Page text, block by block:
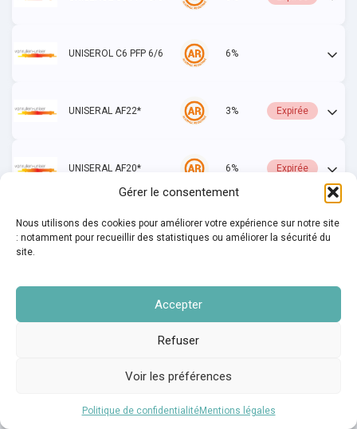
Gérer le consentement
Nous utilisons des cookies pour améliorer votre expérience sur notre site
: notamment pour recueillir des statistiques ou améliorer la sécurité du
site.
Accepter
Refuser
Voir les préférences
Politique de confidentialitéMentions légales
UNISEROL C6 PFP 6/6 6%
UNISERAL AF22* 3% Expirée
UNISERAL AF20* 6% Expirée
UNISERAL A106 A4P 6% Expirée
Français